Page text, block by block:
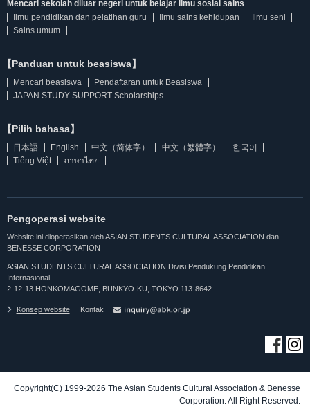
Mencari sekolah diluar negeri untuk belajar Ilmu sosial sains
Ilmu pendidikan dan pelatihan guru
Ilmu sains kehidupan
Ilmu seni
Sains umum
【Panduan untuk beasiswa】
Mencari beasiswa
Pendaftaran untuk Beasiswa
JAPAN STUDY SUPPORT Scholarships
【Pilih bahasa】
日本語 English 中文（简体字） 中文（繁體字）
한국어
Tiếng Việt
ภาษาไทย
Pengoperasi website
Website ini dioperasikan oleh ASIAN STUDENTS CULTURAL ASSOCIATION dan
BENESSE CORPORATION
ASIAN STUDENTS CULTURAL ASSOCIATION Divisi Pendukung Pendidikan
Internasional
2-12-13 HONKOMAGOME, BUNKYO-KU, TOKYO 113-8642
Konsep website Kontak
Copyright(C) 1999-2026 The Asian Students Cultural Association & Benesse
Corporation. All Right Reserved.